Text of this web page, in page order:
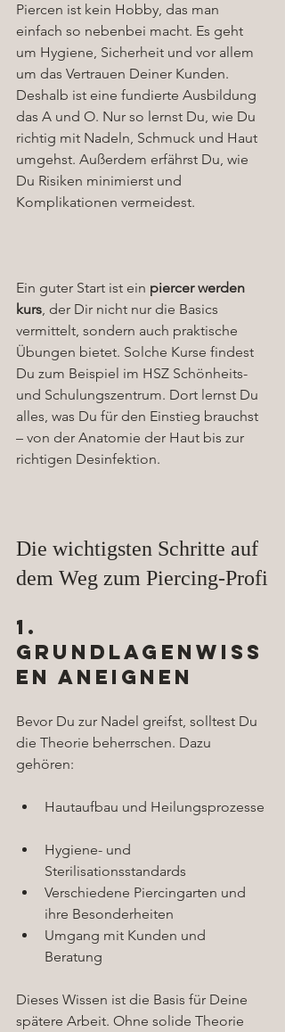
Piercen ist kein Hobby, das man
einfach so nebenbei macht. Es geht
um Hygiene, Sicherheit und vor allem
um das Vertrauen Deiner Kunden.
Deshalb ist eine fundierte Ausbildung
das A und O. Nur so lernst Du, wie Du
richtig mit Nadeln, Schmuck und Haut
umgehst. Außerdem erfährst Du, wie
Du Risiken minimierst und
Komplikationen vermeidest.
Ein guter Start ist ein piercer werden
kurs, der Dir nicht nur die Basics
vermittelt, sondern auch praktische
Übungen bietet. Solche Kurse findest
Du zum Beispiel im HSZ Schönheits-
und Schulungszentrum. Dort lernst Du
alles, was Du für den Einstieg brauchst
– von der Anatomie der Haut bis zur
richtigen Desinfektion.
Die wichtigsten Schritte auf
dem Weg zum Piercing-Profi
1.
Grundlagenwiss
en aneignen
Bevor Du zur Nadel greifst, solltest Du
die Theorie beherrschen. Dazu
gehören:
Hautaufbau und Heilungsprozesse
Hygiene- und
Sterilisationsstandards
Verschiedene Piercingarten und
ihre Besonderheiten
Umgang mit Kunden und
Beratung
Dieses Wissen ist die Basis für Deine
spätere Arbeit. Ohne solide Theorie